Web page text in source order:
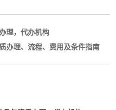
理，代办机构
办理、流程、费用及条件指南